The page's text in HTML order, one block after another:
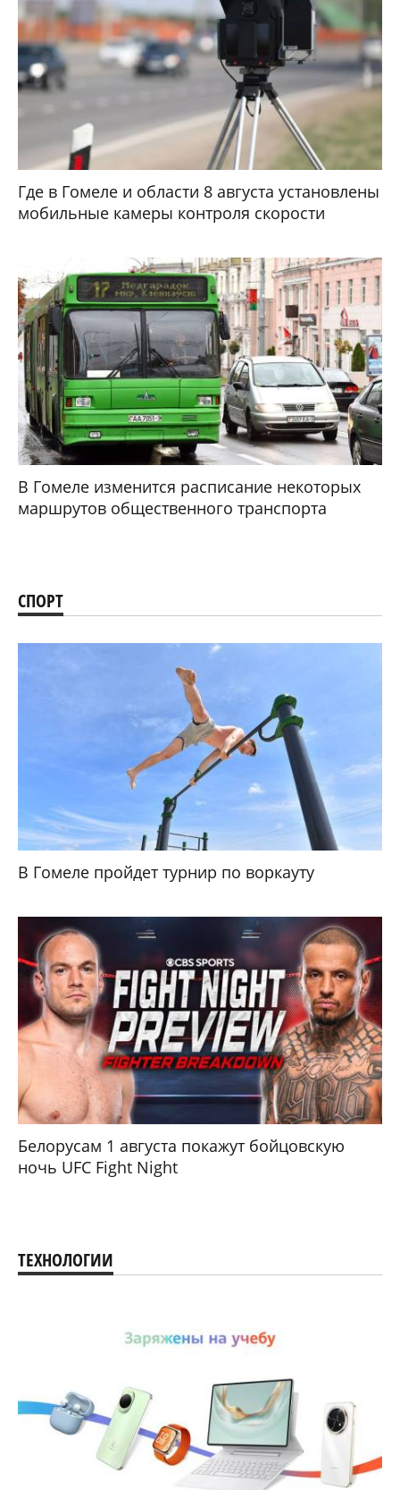
Где в Гомеле и области 8 августа установлены
мобильные камеры контроля скорости
В Гомеле изменится расписание некоторых
маршрутов общественного транспорта
СПОРТ
В Гомеле пройдет турнир по воркауту
Белорусам 1 августа покажут бойцовскую
ночь UFC Fight Night
ТЕХНОЛОГИИ